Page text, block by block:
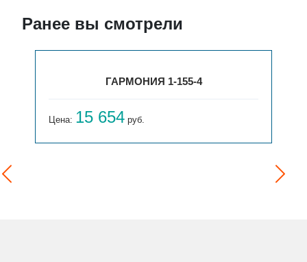
Ранее вы смотрели
ГАРМОНИЯ 1-155-4
Цена: 15 654 руб.